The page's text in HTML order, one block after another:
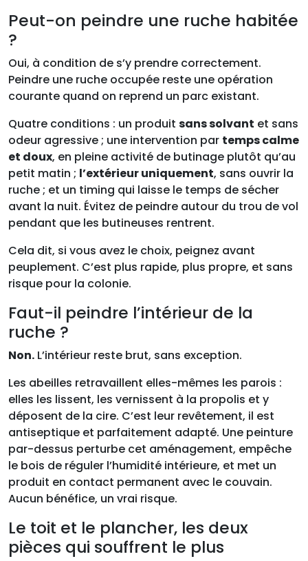
Peut-on peindre une ruche habitée
?
Oui, à condition de s’y prendre correctement.
Peindre une ruche occupée reste une opération
courante quand on reprend un parc existant.
Quatre conditions : un produit sans solvant et sans
odeur agressive ; une intervention par temps calme
et doux, en pleine activité de butinage plutôt qu’au
petit matin ; l’extérieur uniquement, sans ouvrir la
ruche ; et un timing qui laisse le temps de sécher
avant la nuit. Évitez de peindre autour du trou de vol
pendant que les butineuses rentrent.
Cela dit, si vous avez le choix, peignez avant
peuplement. C’est plus rapide, plus propre, et sans
risque pour la colonie.
Faut-il peindre l’intérieur de la
ruche ?
Non. L’intérieur reste brut, sans exception.
Les abeilles retravaillent elles-mêmes les parois :
elles les lissent, les vernissent à la propolis et y
déposent de la cire. C’est leur revêtement, il est
antiseptique et parfaitement adapté. Une peinture
par-dessus perturbe cet aménagement, empêche
le bois de réguler l’humidité intérieure, et met un
produit en contact permanent avec le couvain.
Aucun bénéfice, un vrai risque.
Le toit et le plancher, les deux
pièces qui souffrent le plus